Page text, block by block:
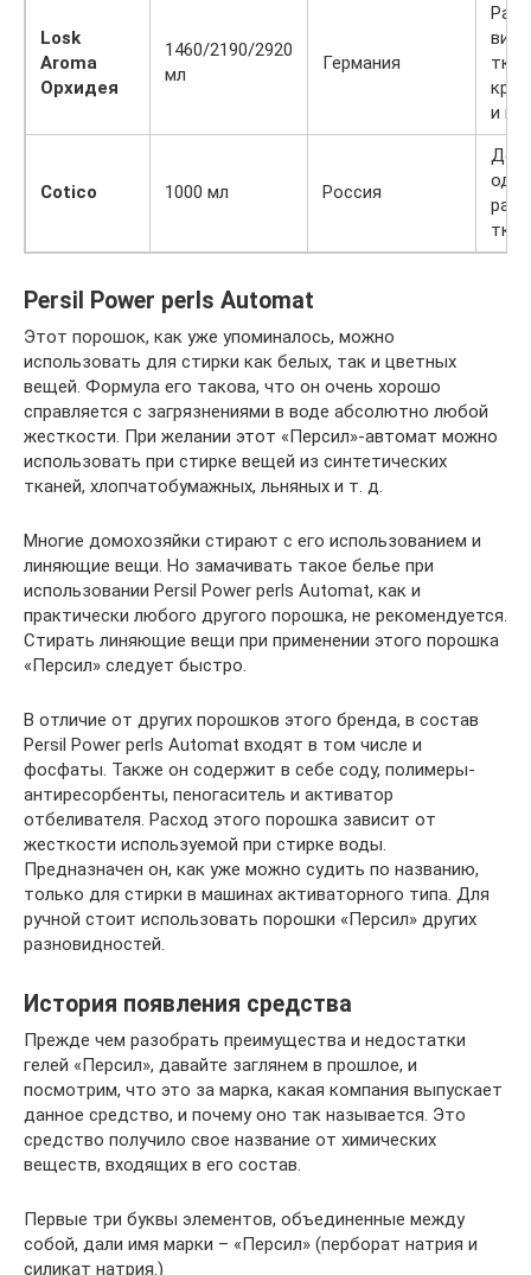
Losk
Aroma
Орхидея
1460/2190/2920
мл
Германия
и
Cotico 1000 мл Россия
Persil Power perls Automat
Этот порошок, как уже упоминалось, можно
использовать для стирки как белых, так и цветных
вещей. Формула его такова, что он очень хорошо
справляется с загрязнениями в воде абсолютно любой
жесткости. При желании этот «Персил»-автомат можно
использовать при стирке вещей из синтетических
тканей, хлопчатобумажных, льняных и т. д.
Многие домохозяйки стирают с его использованием и
линяющие вещи. Но замачивать такое белье при
использовании Persil Power perls Automat, как и
практически любого другого порошка, не рекомендуется.
Стирать линяющие вещи при применении этого порошка
«Персил» следует быстро.
В отличие от других порошков этого бренда, в состав
Persil Power perls Automat входят в том числе и
фосфаты. Также он содержит в себе соду, полимеры-
антиресорбенты, пеногаситель и активатор
отбеливателя. Расход этого порошка зависит от
жесткости используемой при стирке воды.
Предназначен он, как уже можно судить по названию,
только для стирки в машинах активаторного типа. Для
ручной стоит использовать порошки «Персил» других
разновидностей.
История появления средства
Прежде чем разобрать преимущества и недостатки
гелей «Персил», давайте заглянем в прошлое, и
посмотрим, что это за марка, какая компания выпускает
данное средство, и почему оно так называется. Это
средство получило свое название от химических
веществ, входящих в его состав.
Первые три буквы элементов, объединенные между
собой, дали имя марки – «Персил» (перборат натрия и
силикат натрия.)